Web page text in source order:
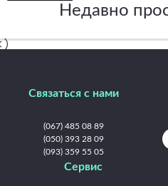
Nokia G42
Nokia X10 / X20
Недавно
Связаться с нами
(067) 485 08 89
(050) 393 28 09
(093) 359 55 05
Сервис